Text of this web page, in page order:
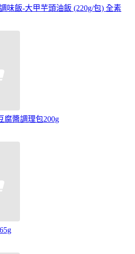
味飯-大甲芋頭油飯 (220g/包) 全素
腐醬調理包200g